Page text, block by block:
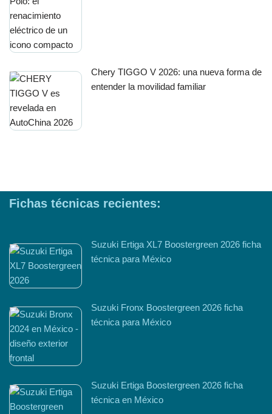
Chery TIGGO V 2026: una nueva forma de
entender la movilidad familiar
Fichas técnicas recientes:
Suzuki Ertiga XL7 Boostergreen 2026 ficha
técnica para México
Suzuki Fronx Boostergreen 2026 ficha
técnica para México
Suzuki Ertiga Boostergreen 2026 ficha
técnica en México